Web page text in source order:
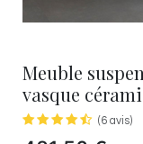
Meuble
vasque
(6 avis)